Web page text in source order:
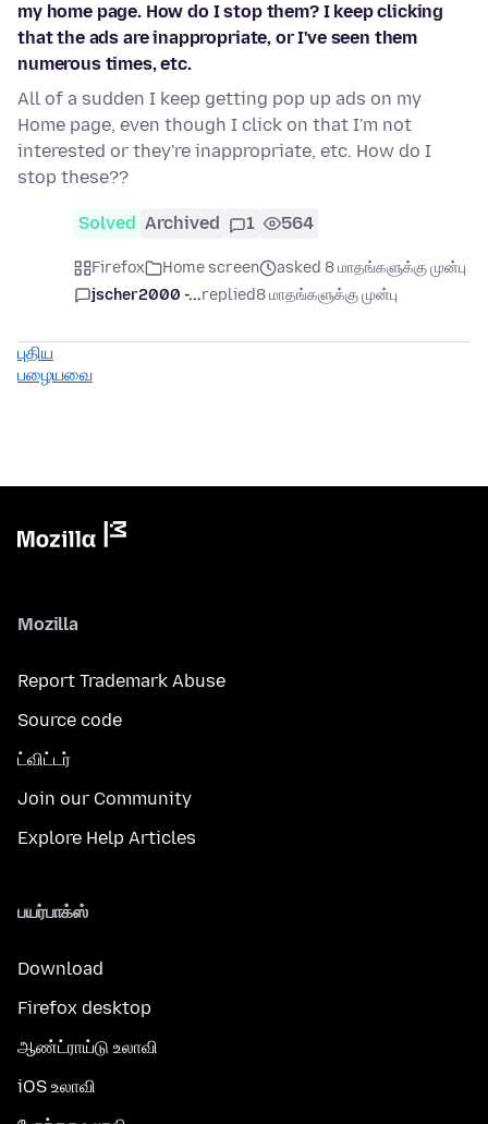
my home page. How do I stop them? I keep clicking
that the ads are inappropriate, or I've seen them
numerous times, etc.
All of a sudden I keep getting pop up ads on my
Home page, even though I click on that I'm not
interested or they're inappropriate, etc. How do I
stop these??
Solved Archived 1 564
Firefox Home screen
asked 8 மாதங்களுக்கு முன்பு
jscher2000 -...replied8 மாதங்களுக்கு முன்பு
புதிய
பழையவை
Mozilla
Report Trademark Abuse
Source code
ட்விட்டர்
Join our Community
Explore Help Articles
பயர்பாக்ஸ்
Download
Firefox desktop
ஆண்ட்ராய்டு உலாவி
iOS உலாவி